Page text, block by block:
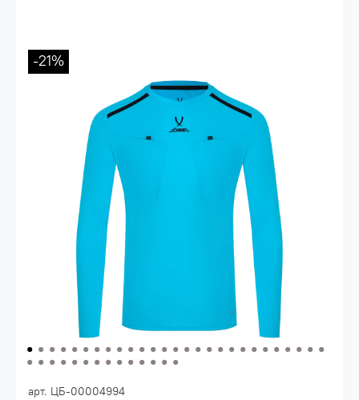
Опт 4
сумма всех заказов за 6 месяцев -
30.000 рублей.
(33%)
- сумма всех заказов за 6 месяцев
(36%) - сумма всех заказов за 6 месяцев
(38%) -
сумма всех заказов за 6 месяцев -
-21%
арт. ЦБ-00004994